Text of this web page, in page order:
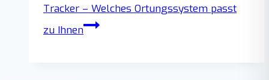
Tracker – Welches Ortungssystem passt
zu Ihnen